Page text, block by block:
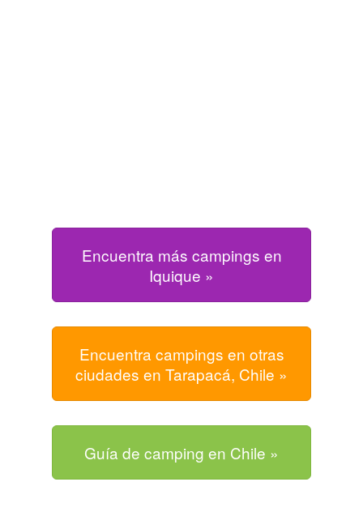
Encuentra más campings en
Iquique »
Encuentra campings en otras
ciudades en Tarapacá, Chile »
Guía de camping en Chile »